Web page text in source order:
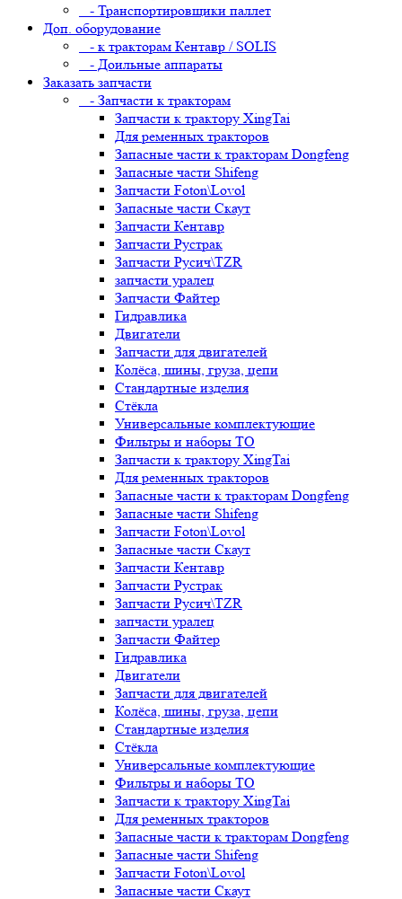
- Транспортировщики паллет
Доп. оборудование
- к тракторам Кентавр / SOLIS
- Доильные аппараты
Заказать запчасти
- Запчасти к тракторам
Запчасти к трактору XingTai
Для ременных тракторов
Запасные части к тракторам Dongfeng
Запасные части Shifeng
Запчасти Foton\Lovol
Запасные части Скаут
Запчасти Кентавр
Запчасти Рустрак
Запчасти Русич\TZR
запчасти уралец
Запчасти Файтер
Гидравлика
Двигатели
Запчасти для двигателей
Колёса, шины, груза, цепи
Стандартные изделия
Стёкла
Универсальные комплектующие
Фильтры и наборы ТО
Запчасти к трактору XingTai
Для ременных тракторов
Запасные части к тракторам Dongfeng
Запасные части Shifeng
Запчасти Foton\Lovol
Запасные части Скаут
Запчасти Кентавр
Запчасти Рустрак
Запчасти Русич\TZR
запчасти уралец
Запчасти Файтер
Гидравлика
Двигатели
Запчасти для двигателей
Колёса, шины, груза, цепи
Стандартные изделия
Стёкла
Универсальные комплектующие
Фильтры и наборы ТО
Запчасти к трактору XingTai
Для ременных тракторов
Запасные части к тракторам Dongfeng
Запасные части Shifeng
Запчасти Foton\Lovol
Запасные части Скаут